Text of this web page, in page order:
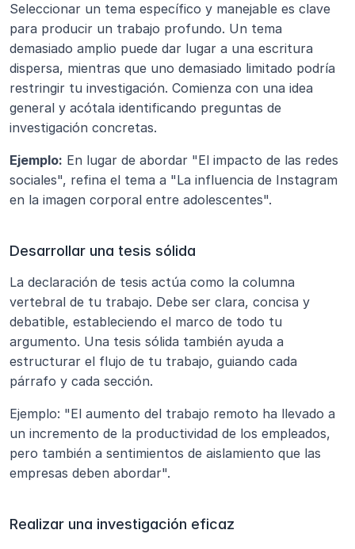
Seleccionar un tema específico y manejable es clave
para producir un trabajo profundo. Un tema
demasiado amplio puede dar lugar a una escritura
dispersa, mientras que uno demasiado limitado podría
restringir tu investigación. Comienza con una idea
general y acótala identificando preguntas de
investigación concretas.
Ejemplo: En lugar de abordar "El impacto de las redes
sociales", refina el tema a "La influencia de Instagram
en la imagen corporal entre adolescentes".
Desarrollar una tesis sólida
La declaración de tesis actúa como la columna
vertebral de tu trabajo. Debe ser clara, concisa y
debatible, estableciendo el marco de todo tu
argumento. Una tesis sólida también ayuda a
estructurar el flujo de tu trabajo, guiando cada
párrafo y cada sección.
Ejemplo: "El aumento del trabajo remoto ha llevado a
un incremento de la productividad de los empleados,
pero también a sentimientos de aislamiento que las
empresas deben abordar".
Realizar una investigación eficaz